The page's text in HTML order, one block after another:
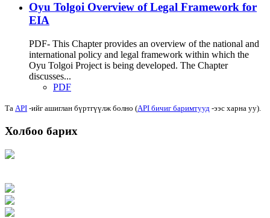
Oyu Tolgoi Overview of Legal Framework for
EIA
PDF- This Chapter provides an overview of the national and
international policy and legal framework within which the
Oyu Tolgoi Project is being developed. The Chapter
discusses...
PDF
Та API -ийг ашиглан бүртгүүлж болно (API бичиг баримтууд -ээс харна уу).
Холбоо барих